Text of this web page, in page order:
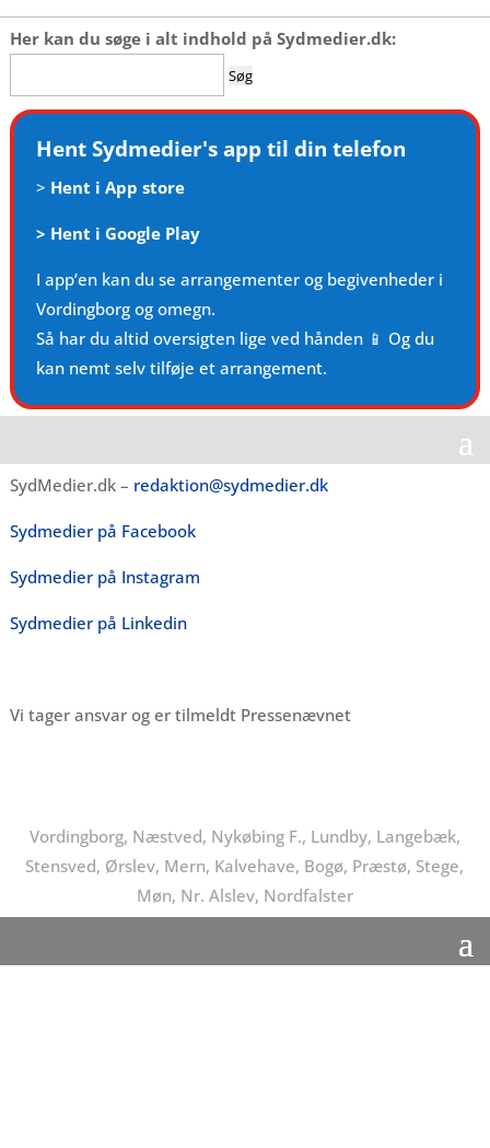
Her kan du søge i alt indhold på Sydmedier.dk:
efter:
Hent Sydmedier's app til din telefon
> Hent i App store
> Hent i Google Play
I app’en kan du se arrangementer og begivenheder i
Vordingborg og omegn.
Så har du altid oversigten lige ved hånden 📱 Og du
kan nemt selv tilføje et arrangement.
SydMedier.dk – redaktion@sydmedier.dk
Sydmedier på Facebook
Sydmedier på Instagram
Sydmedier på Linkedin
Vi tager ansvar og er tilmeldt Pressenævnet
Vordingborg, Næstved, Nykøbing F., Lundby, Langebæk,
Stensved, Ørslev, Mern, Kalvehave, Bogø, Præstø, Stege,
Møn, Nr. Alslev, Nordfalster